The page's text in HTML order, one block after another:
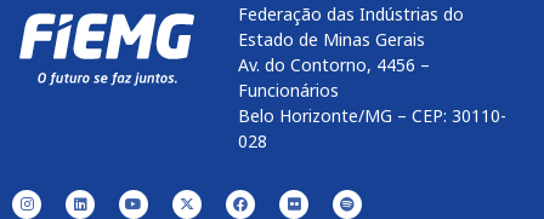
Federação das Indústrias do
Estado de Minas Gerais
Av. do Contorno, 4456 –
Funcionários
Belo Horizonte/MG – CEP: 30110-
028